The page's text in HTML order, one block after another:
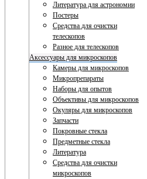
Литература для астрономии
Постеры
Средства для очистки
телескопов
Разное для телескопов
Аксессуары для микроскопов
Камеры для микроскопов
Микропрепараты
Наборы для опытов
Объективы для микроскопов
Окуляры для микроскопов
Запчасти
Покровные стекла
Предметные стекла
Литература
Средства для очистки
микроскопов